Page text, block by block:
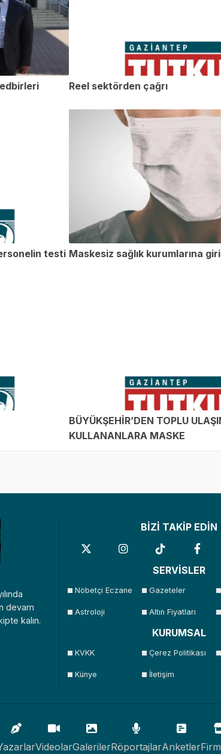
Reel sektörden çağrı
testi Maskesiz sağlık kurumlarına
BÜYÜKŞEHİR’DEN TOPLU
KULLANANLARA MASKE
devam
kalın.
BİZİ TAKİP EDİN
SERVİSLER
Nöbetçi Eczane Gazeteler
Astroloji Altın Fiyatları
KURUMSAL
KVKK Çerez Politikası
Künye İletişim
VideolarGalerilerRöportajlarAnketler